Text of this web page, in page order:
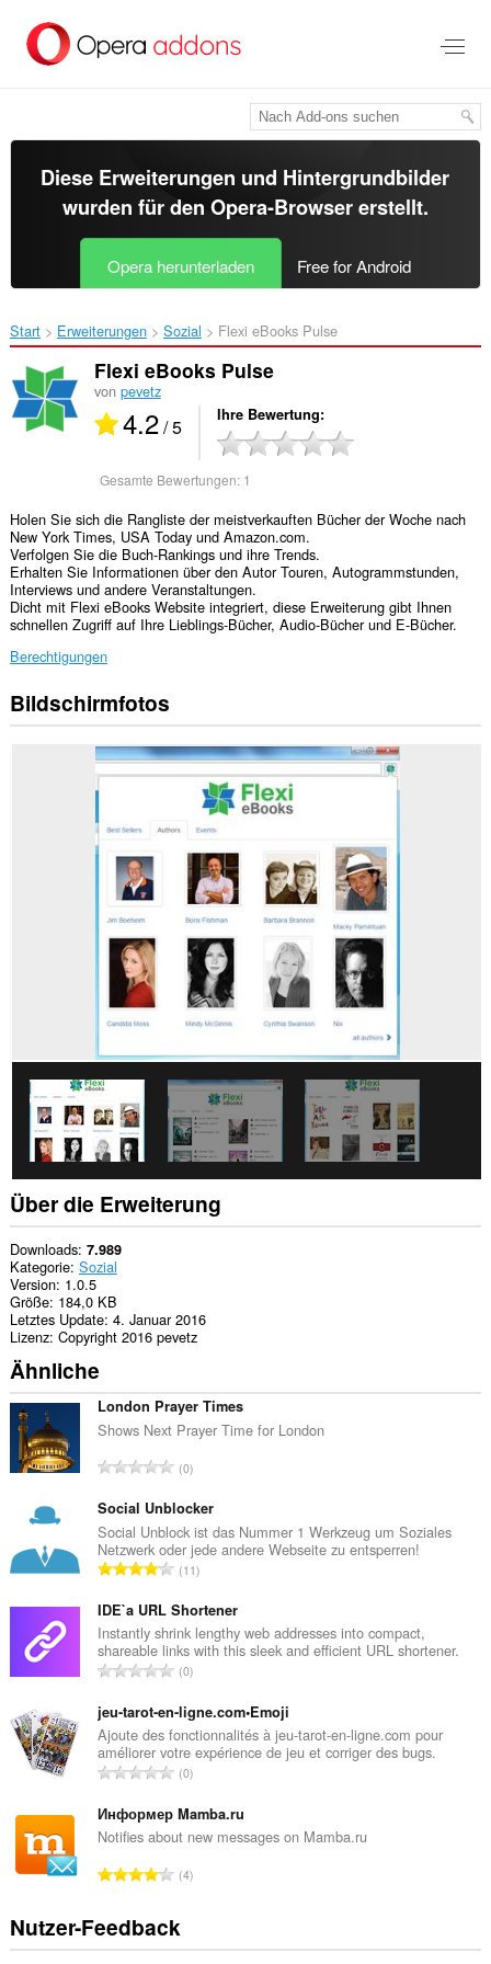
Hauptinhalt
springen
Diese Erweiterungen und Hintergrundbilder
wurden für den Opera-Browsererstellt.
Opera herunterladen Free for Android
Start Erweiterungen Sozial Flexi eBooks Pulse‎
Flexi eBooks Pulse
von pevetz
4.2/ 5 Ihre Bewertung
Gesamte Bewertungen: 1
Holen Sie sich die Rangliste der meistverkauften Bücher der Woche nach
New York Times, USA Today und Amazon.com.
Verfolgen Sie die Buch-Rankings und ihre Trends.
Erhalten Sie Informationen über den Autor Touren, Autogrammstunden,
Interviews und andere Veranstaltungen.
Dicht mit Flexi eBooks Website integriert, diese Erweiterung gibt Ihnen
schnellen Zugriff auf Ihre Lieblings-Bücher, Audio-Bücher und E-Bücher.
Berechtigungen
Diese
Erweiterung
Browseraktivitäten
Bildschirmfotos
Über die Erweiterung
Downloads 7.989
Kategorie Sozial
Version 1.0.5
Größe 184,0 KB
Letztes Update 4. Januar 2016
Lizenz Copyright 2016 pevetz
Ähnliche
London Prayer Times
Shows Next Prayer Time for London
G
s
a
m
t
B
e
w
e
r
t
u
n
e
n
0
Social Unblocker
Social Unblock ist das Nummer 1 Werkzeug um Soziales
Netzwerk oder jede andere Webseite zu entsperren!
G
s
a
m
t
B
e
w
e
r
t
n
e
n
11
IDE`a URL Shortener
Instantly shrink lengthy web addresses into compact,
shareable links with this sleek and efficient URL shortener.
G
s
a
m
t
B
e
w
e
t
u
0
jeu-tarot-en-ligne.com•Emoji
Ajoute des fonctionnalités à jeu-tarot-en-ligne.com pour
améliorer votre expérience de jeu et corriger des bugs.
G
s
a
t
B
e
0
Информер Mamba.ru
Notifies about new messages on Mamba.ru
G
s
a
4
Nutzer-Feedback